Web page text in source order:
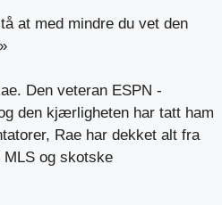
at med mindre du vet den
Den veteran ESPN -
den kjærligheten har tatt ham
Rae har dekket alt fra
MLS og skotske